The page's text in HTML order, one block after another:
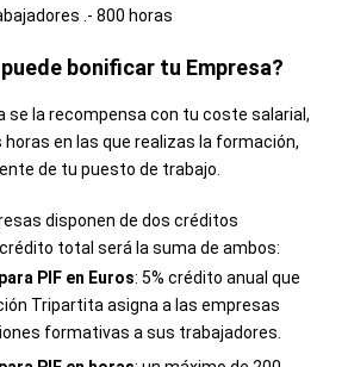
.- 800 horas
bonificar tu Empresa?
se la recompensa con tu coste salarial,
horas en las que realizas la formación,
de tu puesto de trabajo.
disponen de dos créditos
total será la suma de ambos:
PIF en Euros: 5% crédito anual que
Tripartita asigna a las empresas
formativas a sus trabajadores.